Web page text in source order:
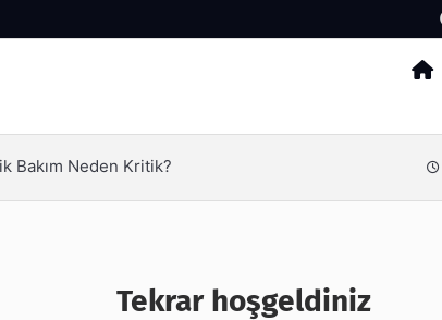
Arama
Bakım Neden Kritik?
Tekrar hoşgeldiniz